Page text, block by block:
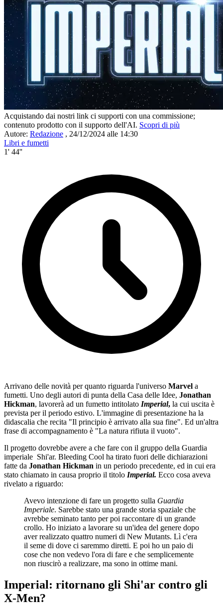
Acquistando dai nostri link ci supporti con una commissione;
contenuto prodotto con il supporto dell'AI. Scopri di più
Autore: Redazione , 24/12/2024 alle 14:30
Libri e fumetti
1' 44''
Arrivano delle novità per quanto riguarda l'universo Marvel a
fumetti. Uno degli autori di punta della Casa delle Idee, Jonathan
Hickman, lavorerà ad un fumetto intitolato Imperial, la cui uscita è
prevista per il periodo estivo. L'immagine di presentazione ha la
didascalia che recita "Il principio è arrivato alla sua fine". Ed un'altra
frase di accompagnamento è "La natura rifiuta il vuoto".
Il progetto dovrebbe avere a che fare con il gruppo della Guardia
imperiale Shi'ar. Bleeding Cool ha tirato fuori delle dichiarazioni
fatte da Jonathan Hickman in un periodo precedente, ed in cui era
stato chiamato in causa proprio il titolo Imperial. Ecco cosa aveva
rivelato a riguardo:
Avevo intenzione di fare un progetto sulla Guardia
Imperiale. Sarebbe stato una grande storia spaziale che
avrebbe seminato tanto per poi raccontare di un grande
crollo. Ho iniziato a lavorare su un'idea del genere dopo
aver realizzato quattro numeri di New Mutants. Lì c'era
il seme di dove ci saremmo diretti. E poi ho un paio di
cose che non vedevo l'ora di fare e che semplicemente
non riuscirò a realizzare, ma sono in ottime mani.
Imperial: ritornano gli Shi'ar contro gli
X-Men?